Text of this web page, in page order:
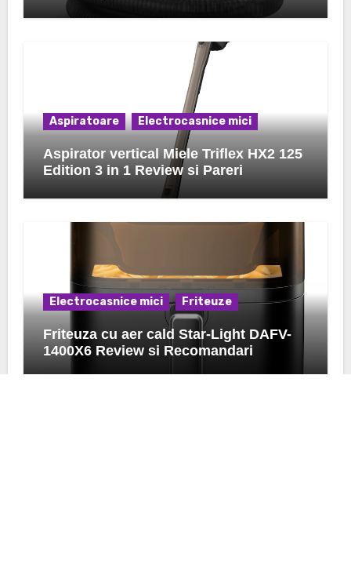
Aspiratoare Electrocasnice mici
Aspirator vertical Miele Triflex HX2 125
Edition 3 in 1 Review si Pareri
Electrocasnice mici Friteuze
Friteuza cu aer cald Star-Light DAFV-
1400X6 Review si Recomandari